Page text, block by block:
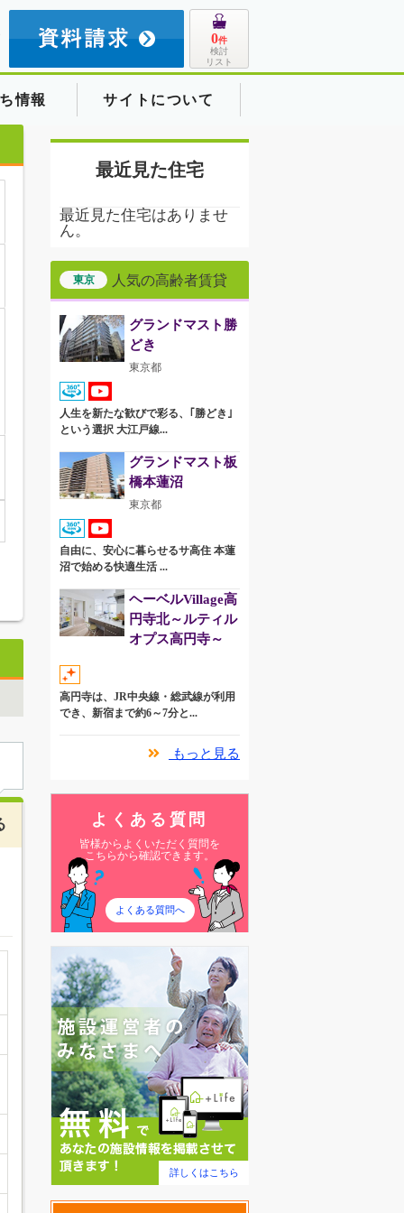
0件
検討
リスト
情報 サイトについて
最近見た住宅
最近見た住宅はありませ
ん。
東京 人気の高齢者賃貸
グランドマスト勝
どき
東京都
人生を新たな歓びで彩る、｢勝どき｣
という選択 大江戸線...
グランドマスト板
橋本蓮沼
東京都
自由に、安心に暮らせるサ高住 本蓮
沼で始める快適生活 ...
ヘーベルVillage高
円寺北～ルティル
オプス高円寺～
高円寺は、JR中央線・総武線が利用
でき、新宿まで約6～7分と...
もっと見る
よくある質問
皆様からよくいただく質問を
こちらから確認できます。
よくある質問へ
詳しくはこちら